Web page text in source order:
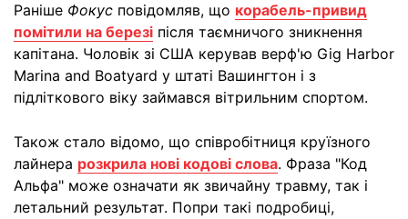
Раніше Фокус повідомляв, що корабель-привид
помітили на березі після таємничого зникнення
капітана. Чоловік зі США керував верф'ю Gig Harbor
Marina and Boatyard у штаті Вашингтон і з
підліткового віку займався вітрильним спортом.
Також стало відомо, що співробітниця круїзного
лайнера розкрила нові кодові слова. Фраза "Код
Альфа" може означати як звичайну травму, так і
летальний результат. Попри такі подробиці,